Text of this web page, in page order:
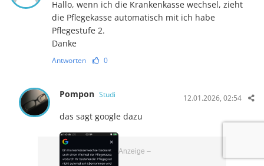
Hallo, wenn ich die Krankenkasse wechsel, zieht
die Pflegekasse automatisch mit ich habe
Pflegestufe 2.
Danke
Antworten 0
Pompon Studi 12.01.2026, 02:54
das sagt google dazu